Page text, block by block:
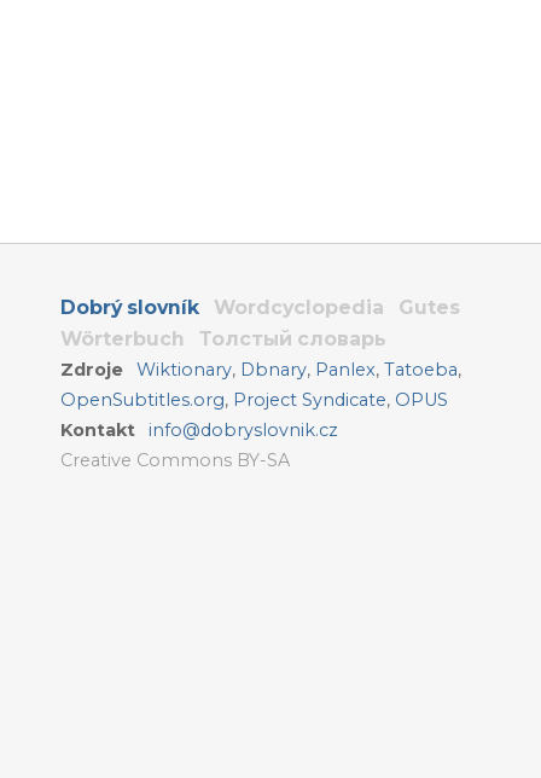
Dobrý slovník Wordcyclopedia
Gutes
Wörterbuch
Толстый словарь
Zdroje Wiktionary, Dbnary, Panlex,Tatoeba,
OpenSubtitles.org, Project Syndicate, OPUS
Kontakt
info@dobryslovnik.cz
Creative Commons BY-SA